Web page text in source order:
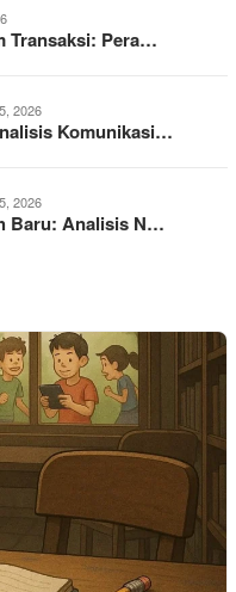
Transaksi: Pera…
2026
Komunikasi…
2026
Baru: Analisis N…